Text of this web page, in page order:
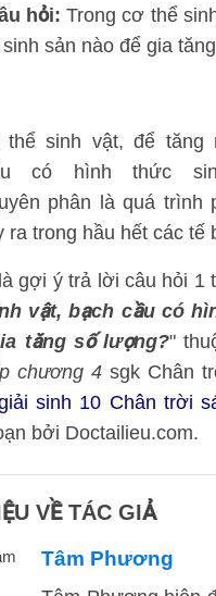
hỏi:Trong cơ thể
sản nào để gia
thể sinh vật, để tăng
có hình thức
phân là quá trình
ra trong hầu hết các tế
gợi ý trả lời câu hỏi 1
vật, bạch cầu có
tăng số lượng?"
chương 4 sgk Chân
sinh 10 Chân trời
bởi Doctailieu.com.
VỀ TÁC GIẢ
Tâm Phương